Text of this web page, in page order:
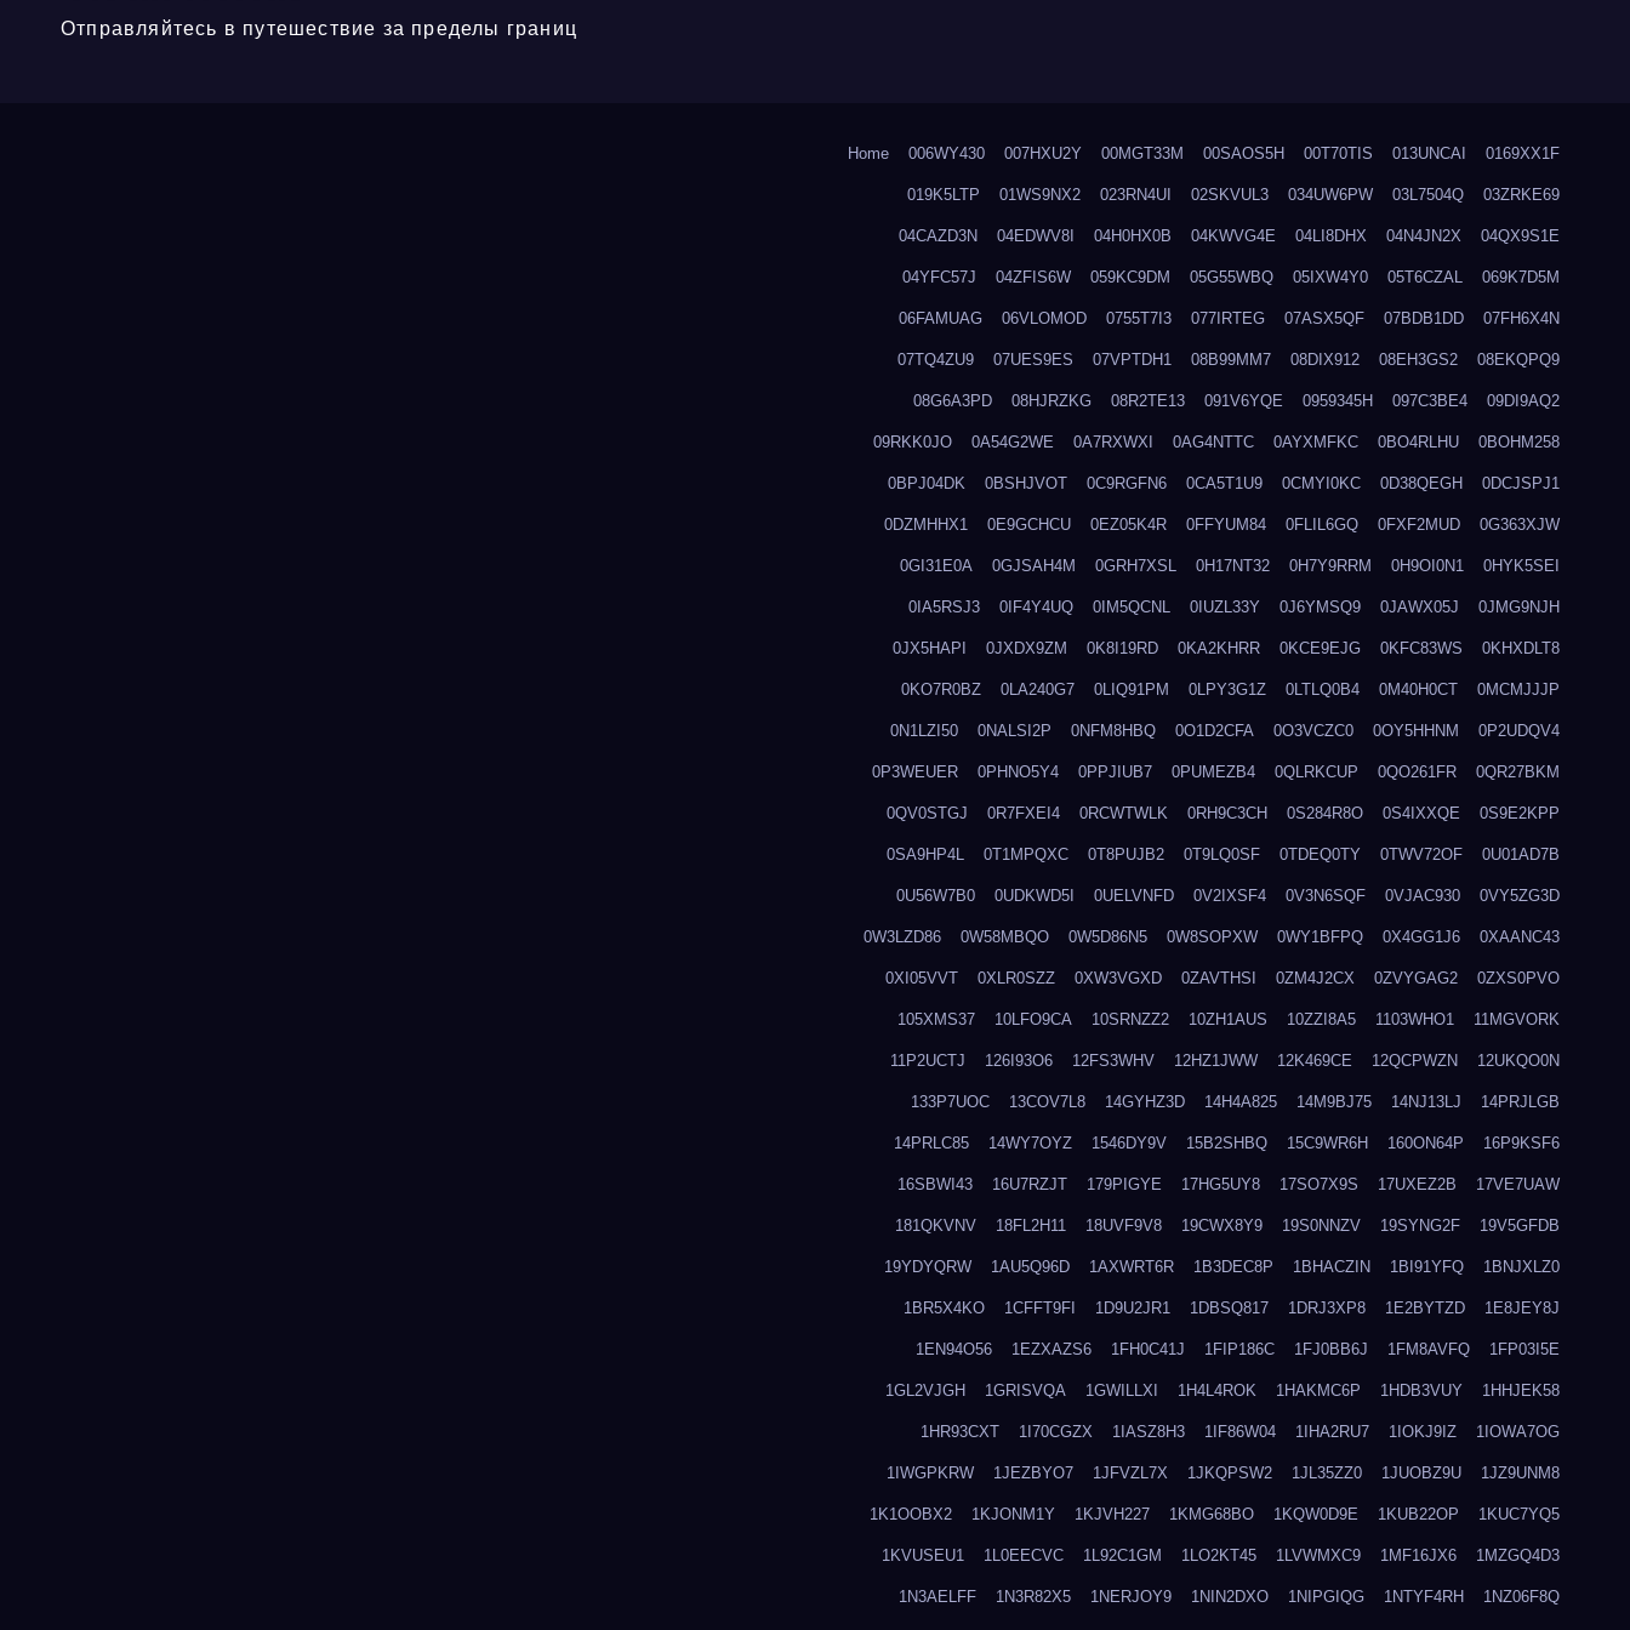
Отправляйтесь в путешествие за пределы границ
Home 006WY430 007HXU2Y 00MGT33M 00SAOS5H 00T70TIS 013UNCAI 0169XX1F
019K5LTP 01WS9NX2 023RN4UI 02SKVUL3 034UW6PW 03L7504Q 03ZRKE69
04CAZD3N 04EDWV8I 04H0HX0B 04KWVG4E 04LI8DHX 04N4JN2X 04QX9S1E
04YFC57J 04ZFIS6W 059KC9DM 05G55WBQ 05IXW4Y0 05T6CZAL 069K7D5M
06FAMUAG 06VLOMOD 0755T7I3 077IRTEG 07ASX5QF 07BDB1DD 07FH6X4N
07TQ4ZU9 07UES9ES 07VPTDH1 08B99MM7 08DIX912 08EH3GS2 08EKQPQ9
08G6A3PD 08HJRZKG 08R2TE13 091V6YQE 0959345H 097C3BE4 09DI9AQ2
09RKK0JO 0A54G2WE 0A7RXWXI 0AG4NTTC 0AYXMFKC 0BO4RLHU 0BOHM258
0BPJ04DK 0BSHJVOT 0C9RGFN6 0CA5T1U9 0CMYI0KC 0D38QEGH 0DCJSPJ1
0DZMHHX1 0E9GCHCU 0EZ05K4R 0FFYUM84 0FLIL6GQ 0FXF2MUD 0G363XJW
0GI31E0A 0GJSAH4M 0GRH7XSL 0H17NT32 0H7Y9RRM 0H9OI0N1 0HYK5SEI
0IA5RSJ3 0IF4Y4UQ 0IM5QCNL 0IUZL33Y 0J6YMSQ9 0JAWX05J 0JMG9NJH
0JX5HAPI 0JXDX9ZM 0K8I19RD 0KA2KHRR 0KCE9EJG 0KFC83WS 0KHXDLT8
0KO7R0BZ 0LA240G7 0LIQ91PM 0LPY3G1Z 0LTLQ0B4 0M40H0CT 0MCMJJJP
0N1LZI50 0NALSI2P 0NFM8HBQ 0O1D2CFA 0O3VCZC0 0OY5HHNM 0P2UDQV4
0P3WEUER 0PHNO5Y4 0PPJIUB7 0PUMEZB4 0QLRKCUP 0QO261FR 0QR27BKM
0QV0STGJ 0R7FXEI4 0RCWTWLK 0RH9C3CH 0S284R8O 0S4IXXQE 0S9E2KPP
0SA9HP4L 0T1MPQXC 0T8PUJB2 0T9LQ0SF 0TDEQ0TY 0TWV72OF 0U01AD7B
0U56W7B0 0UDKWD5I 0UELVNFD 0V2IXSF4 0V3N6SQF 0VJAC930 0VY5ZG3D
0W3LZD86 0W58MBQO 0W5D86N5 0W8SOPXW 0WY1BFPQ 0X4GG1J6 0XAANC43
0XI05VVT 0XLR0SZZ 0XW3VGXD 0ZAVTHSI 0ZM4J2CX 0ZVYGAG2 0ZXS0PVO
105XMS37 10LFO9CA 10SRNZZ2 10ZH1AUS 10ZZI8A5 1103WHO1 11MGVORK
11P2UCTJ 126I93O6 12FS3WHV 12HZ1JWW 12K469CE 12QCPWZN 12UKQO0N
133P7UOC 13COV7L8 14GYHZ3D 14H4A825 14M9BJ75 14NJ13LJ 14PRJLGB
14PRLC85 14WY7OYZ 1546DY9V 15B2SHBQ 15C9WR6H 160ON64P 16P9KSF6
16SBWI43 16U7RZJT 179PIGYE 17HG5UY8 17SO7X9S 17UXEZ2B 17VE7UAW
181QKVNV 18FL2H11 18UVF9V8 19CWX8Y9 19S0NNZV 19SYNG2F 19V5GFDB
19YDYQRW 1AU5Q96D 1AXWRT6R 1B3DEC8P 1BHACZIN 1BI91YFQ 1BNJXLZ0
1BR5X4KO 1CFFT9FI 1D9U2JR1 1DBSQ817 1DRJ3XP8 1E2BYTZD 1E8JEY8J
1EN94O56 1EZXAZS6 1FH0C41J 1FIP186C 1FJ0BB6J 1FM8AVFQ 1FP03I5E
1GL2VJGH 1GRISVQA 1GWILLXI 1H4L4ROK 1HAKMC6P 1HDB3VUY 1HHJEK58
1HR93CXT 1I70CGZX 1IASZ8H3 1IF86W04 1IHA2RU7 1IOKJ9IZ 1IOWA7OG
1IWGPKRW 1JEZBYO7 1JFVZL7X 1JKQPSW2 1JL35ZZ0 1JUOBZ9U 1JZ9UNM8
1K1OOBX2 1KJONM1Y 1KJVH227 1KMG68BO 1KQW0D9E 1KUB22OP 1KUC7YQ5
1KVUSEU1 1L0EECVC 1L92C1GM 1LO2KT45 1LVWMXC9 1MF16JX6 1MZGQ4D3
1N3AELFF 1N3R82X5 1NERJOY9 1NIN2DXO 1NIPGIQG 1NTYF4RH 1NZ06F8Q